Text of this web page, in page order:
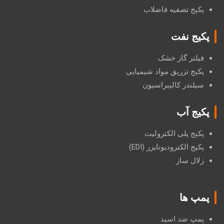
پکیج تصفیه فاضلاب
پکیج نفت
فیلتر گاز خشک
پکیج تزریق مواد شیمیایی
سیلندر کالیبراسیون
پکیج آب
پکیج پلی الکترولیت
پکیج الکترودیونایزر (EDI)
زلال ساز
پمپ ها
پمپ ضد اسید